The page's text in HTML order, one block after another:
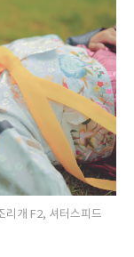
리개 F2, 셔터스피드